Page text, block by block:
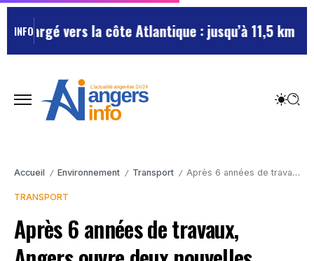
INFOvers la côte Atlantique : jusqu’à 11,5 km de
Accueil / Environnement / Transport / Après 6 années de travaux, Angers ouvre deux nouvelles lignes de tramway.
TRANSPORT
Après 6 années de travaux,